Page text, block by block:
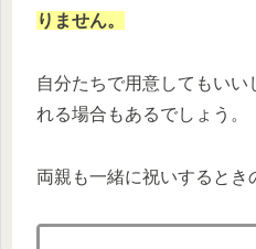
りません。
自分たちで用意してもいい
れる場合もあるでしょう。
両親も一緒に祝いするとき